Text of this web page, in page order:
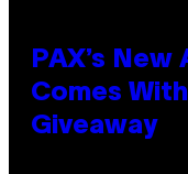
PAX’s
Comes
Giveaway